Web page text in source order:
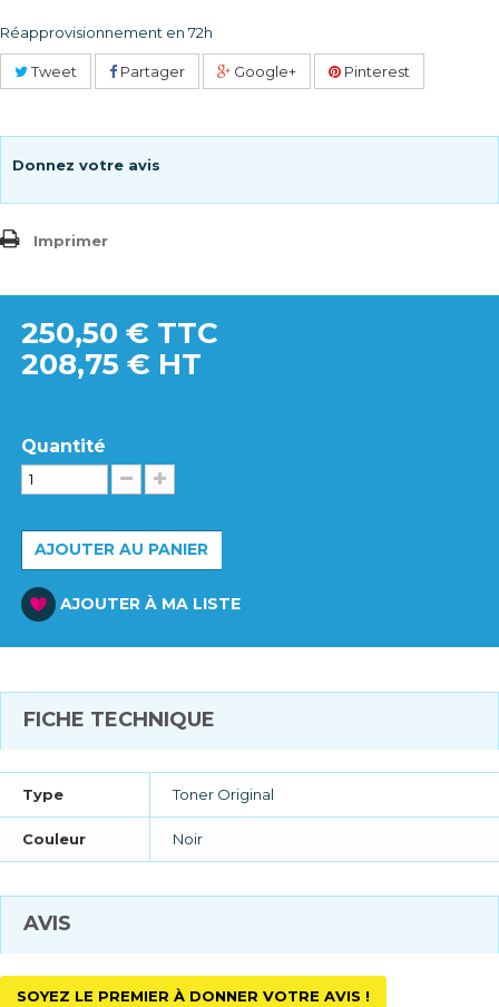
Réapprovisionnement en 72h
Tweet Partager Google+ Pinterest
Donnez votre avis
Imprimer
250,50 € TTC
208,75 € HT
Quantité
AJOUTER AU PANIER
AJOUTER À MA LISTE
FICHE TECHNIQUE
Type Toner Original
Couleur Noir
AVIS
SOYEZ LE PREMIER À DONNER VOTRE AVIS !